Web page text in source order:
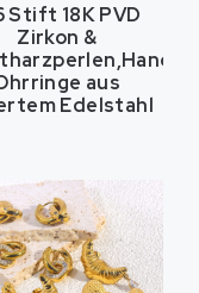
Stift 18K PVD
Zirkon &
aus
Edelstahl